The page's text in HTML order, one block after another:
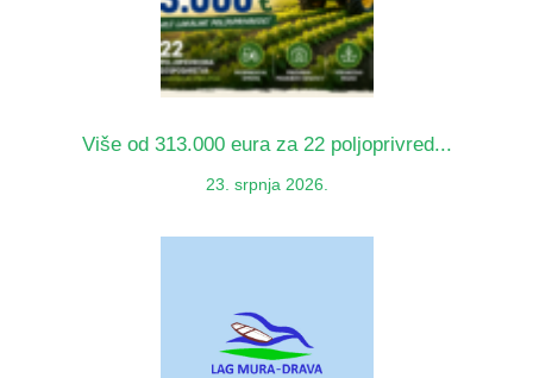
Više od 313.000 eura za 22 poljoprivred...
23. srpnja 2026.